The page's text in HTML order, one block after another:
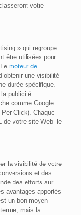
votre
» qui regroupe
être utilisées pour
moteur de
une visibilité
durée spécifique.
la publicité
comme Google.
Click). Chaque
de votre site Web, le
la visibilité de votre
et des
des efforts sur
avantages apportés
un bon moyen
mais la